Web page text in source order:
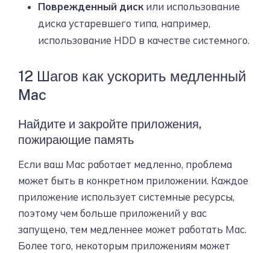
Поврежденный дискили использование
диска устаревшего типа, например,
использование HDD в качестве системного.
12 Шагов как ускорить медленный
Mac
Найдите и закройте приложения,
пожирающие память
Если ваш Mac работает медленно, проблема
может быть в конкретном приложении. Каждое
приложение использует системные ресурсы,
поэтому чем больше приложений у вас
запущено, тем медленнее может работать Mac.
Более того, некоторым приложениям может